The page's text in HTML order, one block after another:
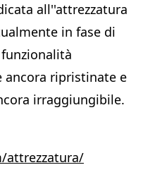
all''attrezzatura
in fase di
ancora ripristinate e
irraggiungibile.
attrezzatura/